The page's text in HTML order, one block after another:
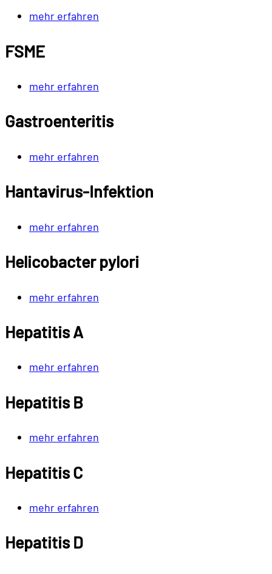
mehr erfahren
FSME
mehr erfahren
Gastroenteritis
mehr erfahren
Hantavirus-Infektion
mehr erfahren
Helicobacter pylori
mehr erfahren
Hepatitis A
mehr erfahren
Hepatitis B
mehr erfahren
Hepatitis C
mehr erfahren
Hepatitis D